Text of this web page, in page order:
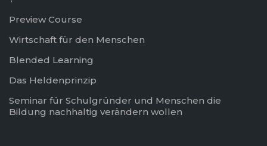
Preview Course
Wirtschaft für den Menschen
Blended Learning
Das Heldenprinzip
Seminar für Schulgründer und Menschen die
Bildung nachhaltig verändern wollen